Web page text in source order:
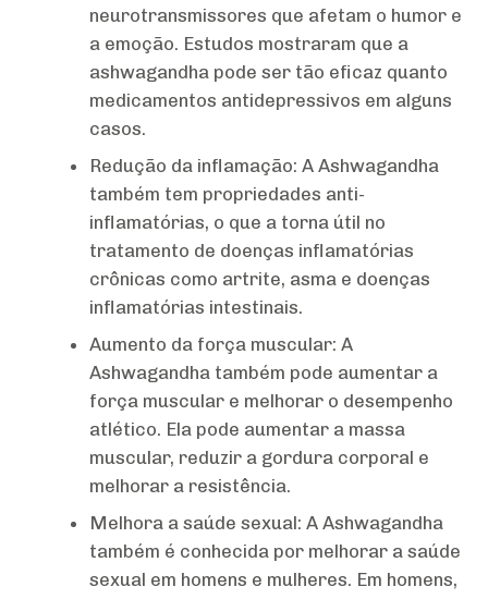
neurotransmissores que afetam o humor e
a emoção. Estudos mostraram que a
ashwagandha pode ser tão eficaz quanto
medicamentos antidepressivos em alguns
casos.
Redução da inflamação: A Ashwagandha
também tem propriedades anti-
inflamatórias, o que a torna útil no
tratamento de doenças inflamatórias
crônicas como artrite, asma e doenças
inflamatórias intestinais.
Aumento da força muscular: A
Ashwagandha também pode aumentar a
força muscular e melhorar o desempenho
atlético. Ela pode aumentar a massa
muscular, reduzir a gordura corporal e
melhorar a resistência.
Melhora a saúde sexual: A Ashwagandha
também é conhecida por melhorar a saúde
sexual em homens e mulheres. Em homens,